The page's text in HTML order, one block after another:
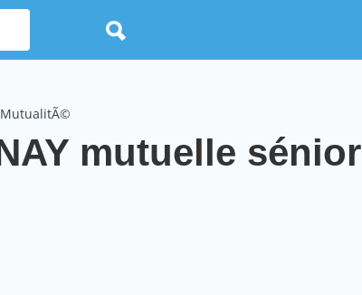
mutuelle sénior